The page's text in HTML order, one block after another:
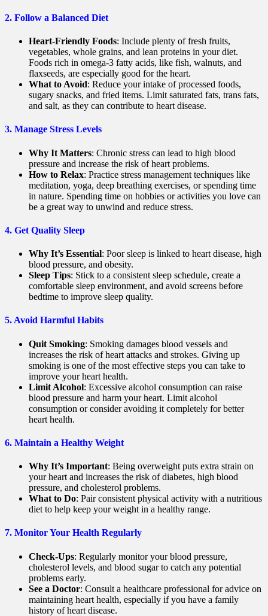
2. Follow a Balanced Diet
Heart-Friendly Foods: Include plenty of fresh fruits,
vegetables, whole grains, and lean proteins in your diet.
Foods rich in omega-3 fatty acids, like fish, walnuts, and
flaxseeds, are especially good for the heart.
What to Avoid: Reduce your intake of processed foods,
sugary snacks, and fried items. Limit saturated fats, trans fats,
and salt, as they can contribute to heart disease.
3. Manage Stress Levels
Why It Matters: Chronic stress can lead to high blood
pressure and increase the risk of heart problems.
How to Relax: Practice stress management techniques like
meditation, yoga, deep breathing exercises, or spending time
in nature. Spending time on hobbies or activities you love can
be a great way to unwind and reduce stress.
4. Get Quality Sleep
Why It’s Essential: Poor sleep is linked to heart disease, high
blood pressure, and obesity.
Sleep Tips: Stick to a consistent sleep schedule, create a
comfortable sleep environment, and avoid screens before
bedtime to improve sleep quality.
5.Avoid Harmful Habits
Quit Smoking: Smoking damages blood vessels and
increases the risk of heart attacks and strokes. Giving up
smoking is one of the most effective steps you can take to
improve your heart health.
Limit Alcohol: Excessive alcohol consumption can raise
blood pressure and harm your heart. Limit alcohol
consumption or consider avoiding it completely for better
heart health.
6. Maintain a Healthy Weight
Why It’s Important: Being overweight puts extra strain on
your heart and increases the risk of diabetes, high blood
pressure, and cholesterol problems.
What to Do: Pair consistent physical activity with a nutritious
diet to help keep your weight in a healthy range.
7. Monitor Your Health Regularly
Check-Ups: Regularly monitor your blood pressure,
cholesterol levels, and blood sugar to catch any potential
problems early.
See a Doctor: Consult a healthcare professional for advice on
maintaining heart health, especially if you have a family
history of heart disease.